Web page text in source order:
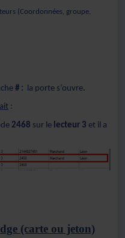
(Coordonnées, groupe,
# : la porte s’ouvre.
:
2468 sur le lecteur 3 et il a
(carte ou jeton)